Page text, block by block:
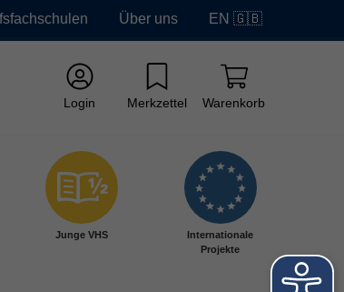
Über uns EN 🇬🇧
Login Merkzettel Warenkorb
Junge VHS
Internationale
Projekte